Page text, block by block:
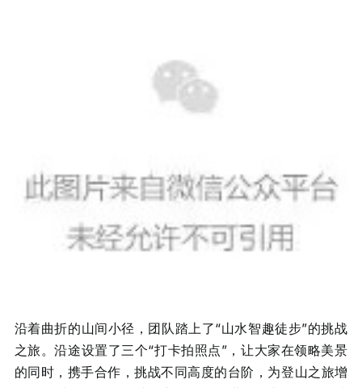
沿着曲折的山间小径，团队踏上了“山水智趣徒步”的挑战
之旅。沿途设置了三个“打卡拍照点”，让大家在领略美景
的同时，携手合作，挑战不同高度的台阶，为登山之旅增